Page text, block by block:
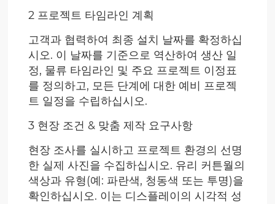
2 프로젝트 타임라인 계획
고객과 협력하여 최종 설치 날짜를 확정하십
시오. 이 날짜를 기준으로 역산하여 생산 일
정, 물류 타임라인 및 주요 프로젝트 이정표
를 정의하고, 모든 단계에 대한 예비 프로젝
트 일정을 수립하십시오.
3 현장 조건 & 맞춤 제작 요구사항
현장 조사를 실시하고 프로젝트 환경의 선명
한 실제 사진을 수집하십시오. 유리 커튼월의
색상과 유형(예: 파란색, 청동색 또는 투명)을
확인하십시오. 이는 디스플레이의 시각적 성